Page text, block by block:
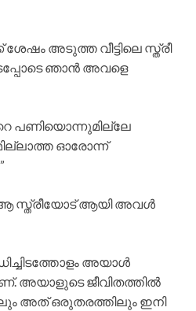
അടുത്ത വീട്ടിലെ സ്ത്രീ
ഞാൻ അവളെ
പണിയൊന്നുമില്ലേ
ഓരോന്ന്
സ്ത്രീയോട് ആയി അവൾ
അയാൾ
അയാളുടെ ജീവിതത്തിൽ
അത് ഒരുതരത്തിലും ഇനി